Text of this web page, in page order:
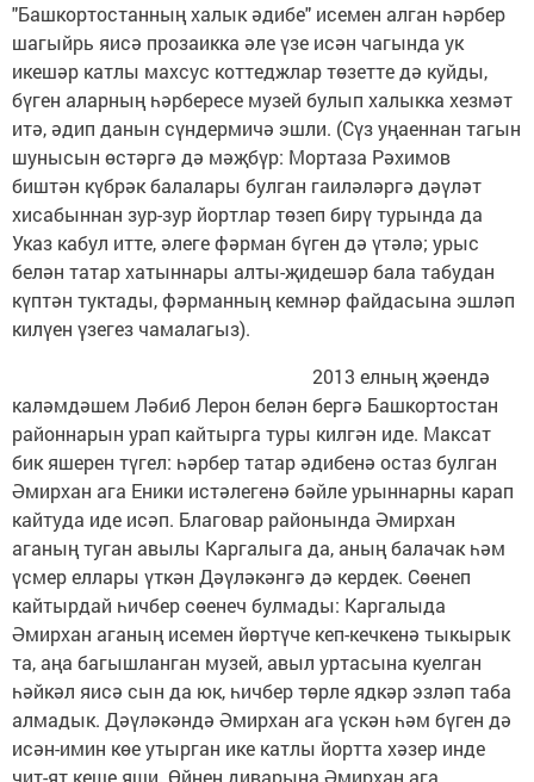
"Башкортостанның халык әдибе" исемен алган һәрбер
шагыйрь яисә прозаикка әле үзе исән чагында ук
икешәр катлы махсус коттеджлар төзетте дә куйды,
бүген аларның һәрбересе музей булып халыкка хезмәт
итә, әдип данын сүндермичә эшли. (Сүз уңаеннан тагын
шунысын өстәргә дә мәҗбүр: Мортаза Рәхимов
биштән күбрәк балалары булган гаиләләргә дәүләт
хисабыннан зур-зур йортлар төзеп бирү турында да
Указ кабул итте, әлеге фәрман бүген дә үтәлә; урыс
белән татар хатыннары алты-җидешәр бала табудан
күптән туктады, фәрманның кемнәр файдасына эшләп
килүен үзегез чамалагыз).
2013 елның җәендә
каләмдәшем Ләбиб Лерон белән бергә Башкортостан
районнарын урап кайтырга туры килгән иде. Максат
бик яшерен түгел: һәрбер татар әдибенә остаз булган
Әмирхан ага Еники истәлегенә бәйле урыннарны карап
кайтуда иде исәп. Благовар районында Әмирхан
аганың туган авылы Каргалыга да, аның балачак һәм
үсмер еллары үткән Дәүләкәнгә дә кердек. Сөенеп
кайтырдай һичбер сөенеч булмады: Каргалыда
Әмирхан аганың исемен йөртүче кеп-кечкенә тыкырык
та, аңа багышланган музей, авыл уртасына куелган
һәйкәл яисә сын да юк, һичбер төрле ядкәр эзләп таба
алмадык. Дәүләкәндә Әмирхан ага үскән һәм бүген дә
исән-имин көе утырган ике катлы йортта хәзер инде